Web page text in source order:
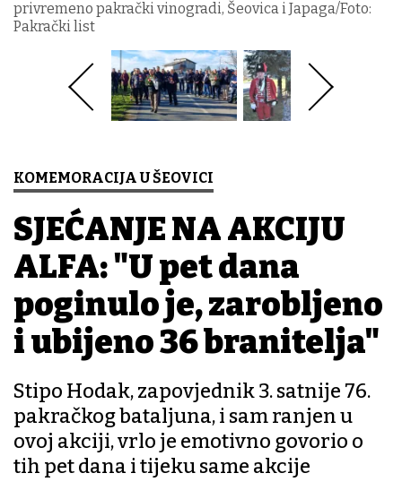
privremeno pakrački vinogradi, Šeovica i Japaga/Foto:
Pakrački list
KOMEMORACIJA U ŠEOVICI
SJEĆANJE NA AKCIJU
ALFA: "U pet dana
poginulo je, zarobljeno
i ubijeno 36 branitelja"
Stipo Hodak, zapovjednik 3. satnije 76.
pakračkog bataljuna, i sam ranjen u
ovoj akciji, vrlo je emotivno govorio o
tih pet dana i tijeku same akcije